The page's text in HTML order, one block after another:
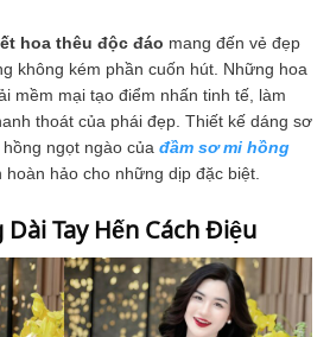
hoa thêu độc đáo mang đến vẻ đẹp
không kém phần cuốn hút. Những hoa
mềm mại tạo điểm nhấn tinh tế, làm
thoát của phái đẹp. Thiết kế dáng sơ
ngọt ngào của đầm sơ mi hồng
hoàn hảo cho những dịp đặc biệt.
Tay Hến Cách Điệu